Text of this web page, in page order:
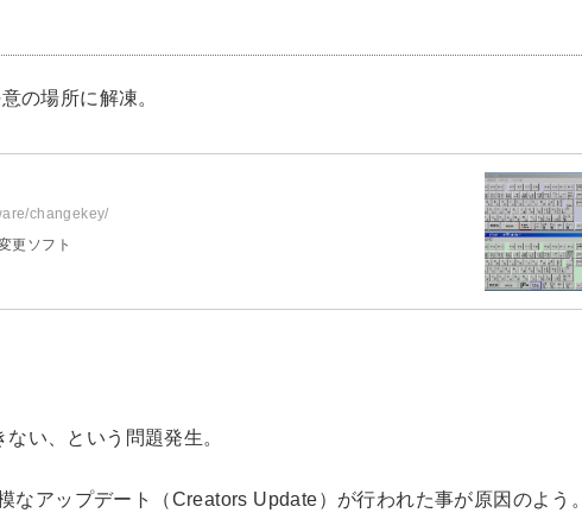
の場所に解凍。
changekey/
更ソフト
い、という問題発生。
なアップデート（Creators Update）が行われた事が原因のよう。